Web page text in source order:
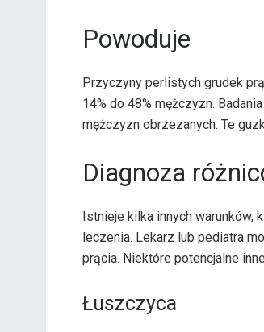
Powoduje
Przyczyny perlistych grudek
14% do 48% mężczyzn.
mężczyzn obrzezanych. Te
Diagnoza
Istnieje kilka innych
leczenia. Lekarz lub pediatra
prącia. Niektóre potencjalne
Łuszczyca